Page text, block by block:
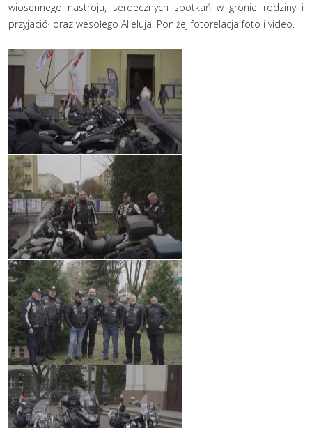
wiosennego nastroju, serdecznych spotkań w gronie rodziny i
przyjaciół oraz wesołego Alleluja. Poniżej fotorelacja foto i video.